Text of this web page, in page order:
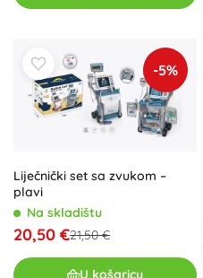
-5%
Liječnički set sa zvukom –
plavi
Na skladištu
20,50 €21,50 €
U košaricu